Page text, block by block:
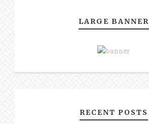
LARGE BANNER
RECENT POSTS